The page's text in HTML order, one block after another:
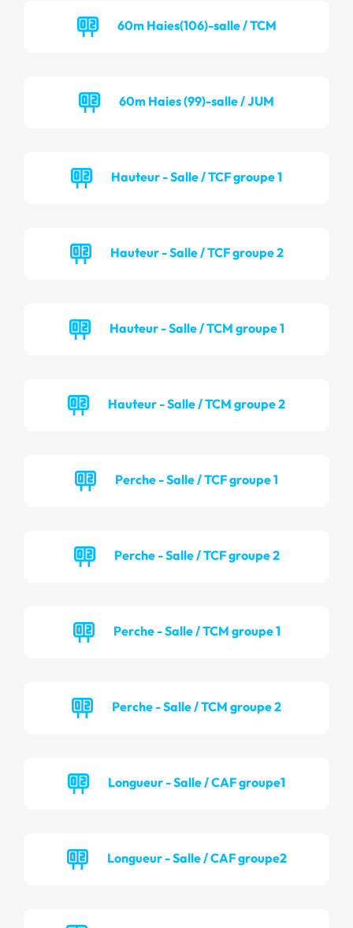
60m Haies(106)-salle / TCM
60m Haies (99)-salle / JUM
Hauteur - Salle / TCF groupe 1
Hauteur - Salle / TCF groupe 2
Hauteur - Salle / TCM groupe 1
Hauteur - Salle / TCM groupe 2
Perche - Salle / TCF groupe 1
Perche - Salle / TCF groupe 2
Perche - Salle / TCM groupe 1
Perche - Salle / TCM groupe 2
Longueur - Salle / CAF groupe1
Longueur - Salle / CAF groupe2